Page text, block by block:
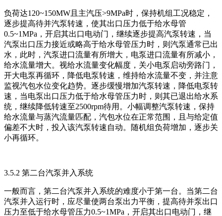
负荷达120~150MW且主汽压>9MPa时，保持机组工况稳定，
逐步提高待并汽泵转速，使其出口压力低于给水母管
0.5~1MPa，开启其出口电动门，继续逐步提高汽泵转速，当
汽泵出口压力接近或略高于给水母管压力时，则汽泵通常已出
水，此时，汽泵进口流量有所增大，电泵进口流量有所减小，
给水流量增大。视给水流量变化幅度，关小电泵启动旁路门，
开大电泵再循环，降低电泵转速，维持给水流量不变，并注意
监视汽包水位变化趋势。逐步缓慢增加汽泵转速，降低电泵转
速，当电泵出口压力低于给水母管压力时，则其已退出给水系
统，继续降低转速至2500rpm待用。小幅调整汽泵转速，保持
给水流量与蒸汽流量匹配，汽包水位在正常范围，且与给定值
偏差不大时，投入该汽泵转速自动。随机组负荷增加，逐步关
小再循环。
3.5.2 第二台汽泵并入系统
一般而言，第二台汽泵并入系统的难度小于第一台。当第二台
汽泵并入运行时，应尽量使两台泵出力平衡，提高待并泵出口
压力至低于给水母管压力0.5~1MPa，开启其出口电动门，继